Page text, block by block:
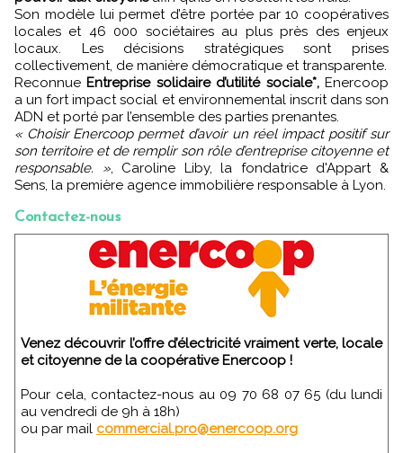
Son modèle lui permet d’être portée par 10 coopératives
locales et 46 000 sociétaires au plus près des enjeux
locaux. Les décisions stratégiques sont prises
collectivement, de manière démocratique et transparente.
Reconnue Entreprise solidaire d’utilité sociale*,Enercoop
a un fort impact social et environnemental inscrit dans son
ADN et porté par l’ensemble des parties prenantes.
« Choisir Enercoop permet d’avoir un réel impact positif sur
son territoire et de remplir son rôle d’entreprise citoyenne et
responsable. », Caroline Liby, la fondatrice d'Appart &
Sens, la première agence immobilière responsable à Lyon.
Contactez-nous
Venez découvrir l’offre d’électricité vraiment verte, locale
et citoyenne de la coopérative Enercoop !
Pour cela, contactez-nous au 09 70 68 07 65 (du lundi
au vendredi de 9h à 18h)
ou par mail commercial.pro@enercoop.org